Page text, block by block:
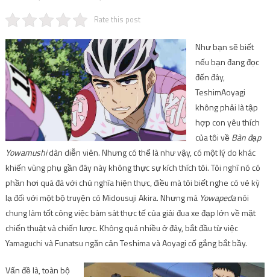
Rate this post
Như bạn sẽ biết
nếu bạn đang đọc
đến đây,
TeshimAoyagi
không phải là tập
hợp con yêu thích
của tôi vềBàn đạp
Yowamushidàn diễn viên. Nhưng có thể là như vậy, có một lý do khác
khiến vùng phụ gần đây này không thực sự kích thích tôi. Tôi nghĩ nó có
phần hơi quá đà với chủ nghĩa hiện thực, điều mà tôi biết nghe có vẻ kỳ
lạ đối với một bộ truyện có Midousuji Akira. Nhưng mà Yowapedanói
chung làm tốt công việc bám sát thực tế của giải đua xe đạp lớn về mặt
chiến thuật và chiến lược. Không quá nhiều ở đây, bắt đầu từ việc
Yamaguchi và Funatsu ngăn cản Teshima và Aoyagi cố gắng bắt bầy.
Vấn đề là, toàn bộ